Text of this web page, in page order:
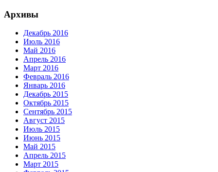
Архивы
Декабрь 2016
Июль 2016
Май 2016
Апрель 2016
Март 2016
Февраль 2016
Январь 2016
Декабрь 2015
Октябрь 2015
Сентябрь 2015
Август 2015
Июль 2015
Июнь 2015
Май 2015
Апрель 2015
Март 2015